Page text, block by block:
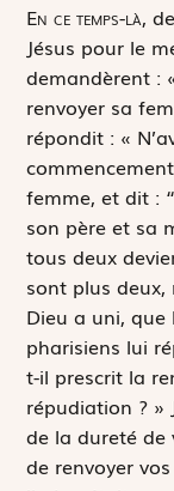
En ce temps-là,
Jésus pour le
demandèrent :
renvoyer sa
répondit : «
femme, et dit :
son père et sa
tous deux
sont plus deux,
Dieu a uni, que
pharisiens lui
t-il prescrit la
répudiation ? »
de la dureté
de renvoyer